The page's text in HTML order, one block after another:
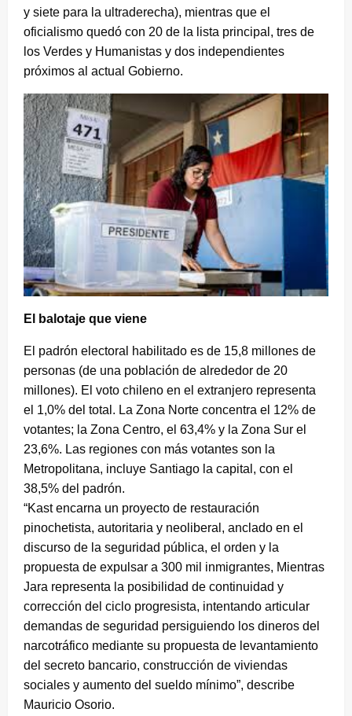
y siete para la ultraderecha), mientras que el
oficialismo quedó con 20 de la lista principal, tres de
los Verdes y Humanistas y dos independientes
próximos al actual Gobierno.
El balotaje que viene
El padrón electoral habilitado es de 15,8 millones de
personas (de una población de alrededor de 20
millones). El voto chileno en el extranjero representa
el 1,0% del total. La Zona Norte concentra el 12% de
votantes; la Zona Centro, el 63,4% y la Zona Sur el
23,6%. Las regiones con más votantes son la
Metropolitana, incluye Santiago la capital, con el
38,5% del padrón.
“Kast encarna un proyecto de restauración
pinochetista, autoritaria y neoliberal, anclado en el
discurso de la seguridad pública, el orden y la
propuesta de expulsar a 300 mil inmigrantes, Mientras
Jara representa la posibilidad de continuidad y
corrección del ciclo progresista, intentando articular
demandas de seguridad persiguiendo los dineros del
narcotráfico mediante su propuesta de levantamiento
del secreto bancario, construcción de viviendas
sociales y aumento del sueldo mínimo”, describe
Mauricio Osorio.